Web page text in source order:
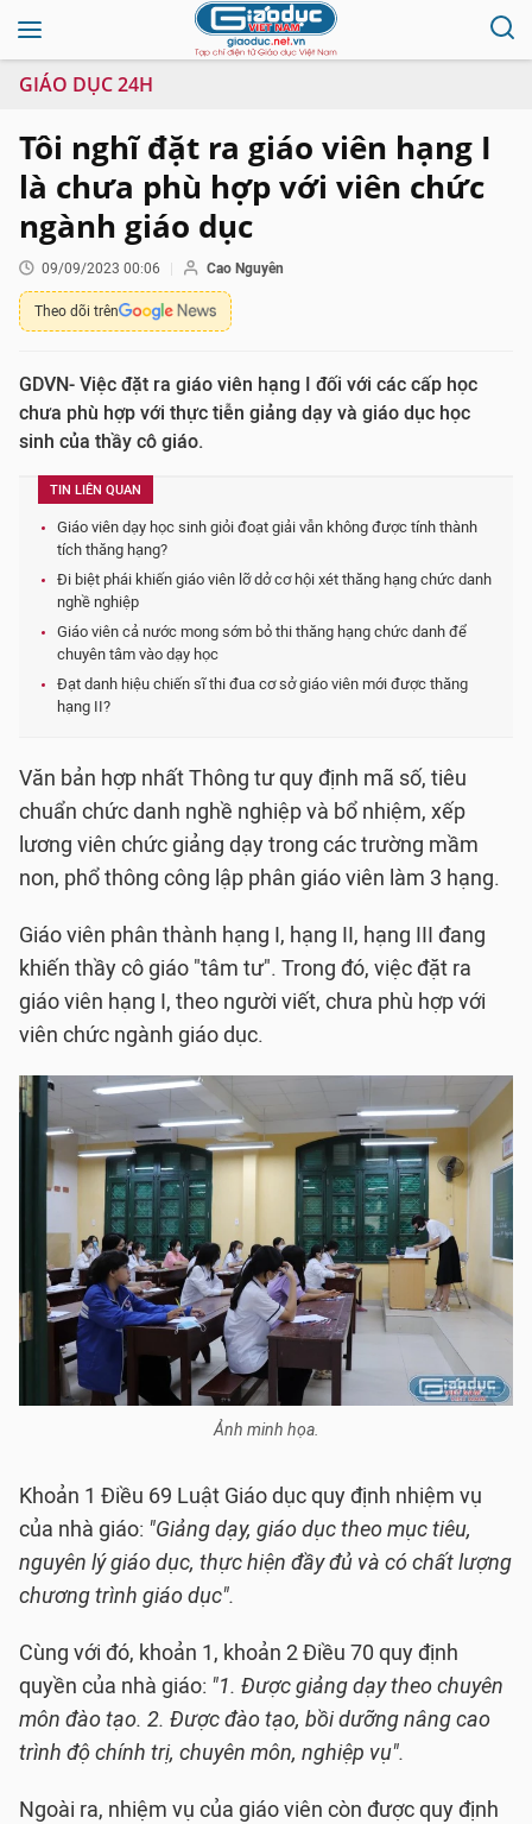
GIÁO DỤC 24H
Tôi nghĩ đặt ra giáo viên hạng I
là chưa phù hợp với viên chức
ngành giáo dục
09/09/2023 00:06 Cao Nguyên
Theo dõi trên
GDVN- Việc đặt ra giáo viên hạng I đối với các cấp học
chưa phù hợp với thực tiễn giảng dạy và giáo dục học
sinh của thầy cô giáo.
TIN LIÊN QUAN
Giáo viên dạy học sinh giỏi đoạt giải vẫn không được tính thành
tích thăng hạng?
Đi biệt phái khiến giáo viên lỡ dở cơ hội xét thăng hạng chức danh
nghề nghiệp
Giáo viên cả nước mong sớm bỏ thi thăng hạng chức danh để
chuyên tâm vào dạy học
Đạt danh hiệu chiến sĩ thi đua cơ sở giáo viên mới được thăng
hạng II?
Văn bản hợp nhất Thông tư quy định mã số, tiêu
chuẩn chức danh nghề nghiệp và bổ nhiệm, xếp
lương viên chức giảng dạy trong các trường mầm
non, phổ thông công lập phân giáo viên làm 3 hạng.
Giáo viên phân thành hạng I, hạng II, hạng III đang
khiến thầy cô giáo "tâm tư". Trong đó, việc đặt ra
giáo viên hạng I, theo người viết, chưa phù hợp với
viên chức ngành giáo dục.
Ảnh minh họa.
Khoản 1 Điều 69 Luật Giáo dục quy định nhiệm vụ
của nhà giáo: "Giảng dạy, giáo dục theo mục tiêu,
nguyên lý giáo dục, thực hiện đầy đủ và có chất lượng
chương trình giáo dục".
Cùng với đó, khoản 1, khoản 2 Điều 70 quy định
quyền của nhà giáo: "1. Được giảng dạy theo chuyên
môn đào tạo. 2. Được đào tạo, bồi dưỡng nâng cao
trình độ chính trị, chuyên môn, nghiệp vụ".
Ngoài ra, nhiệm vụ của giáo viên còn được quy định